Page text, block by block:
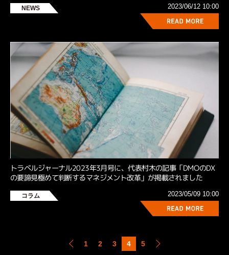
NEWS 2023/06/12 10:00
トラベルジャーナル2023年3⽉号に、代表村⽊の記事「DMOのDX
の要諦⾒極めて判断するマネジメント改⾰」が掲載されました
コラム 2023/05/09 10:00
1 2 3 4 5